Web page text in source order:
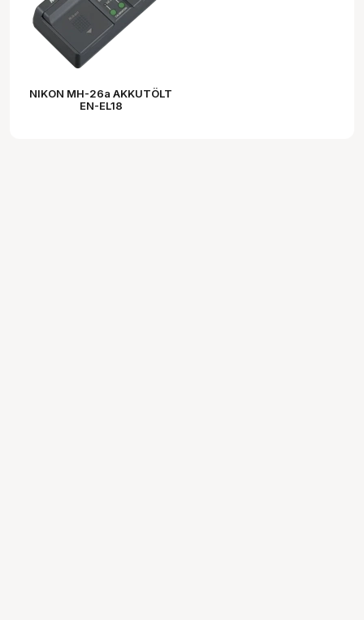
NIKON MH-26a AKKUTÖLT
EN-EL18